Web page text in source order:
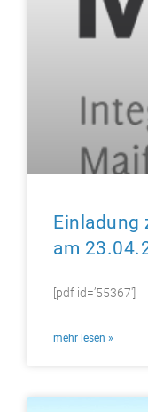
Einladung
am
[pdf id=’55367′]
mehr lesen »